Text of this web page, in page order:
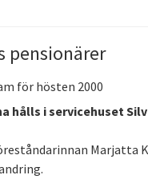
pensionärer
för hösten 2000
hålls i servicehuset
Marjatta